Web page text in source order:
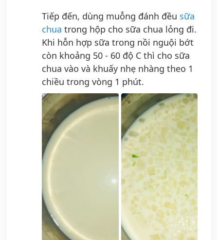
Tiếp đến, dùng muỗng đánh đều sữa
chua trong hộp cho sữa chua lỏng đi.
Khi hỗn hợp sữa trong nồi nguội bớt
còn khoảng 50 - 60 độ C thì cho sữa
chua vào và khuấy nhẹ nhàng theo 1
chiều trong vòng 1 phút.